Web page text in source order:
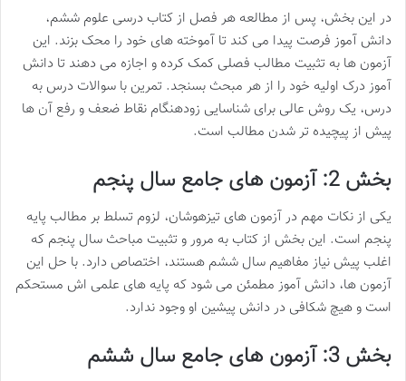
در این بخش، پس از مطالعه هر فصل از کتاب درسی علوم ششم،
دانش آموز فرصت پیدا می کند تا آموخته های خود را محک بزند. این
آزمون ها به تثبیت مطالب فصلی کمک کرده و اجازه می دهند تا دانش
آموز درک اولیه خود را از هر مبحث بسنجد. تمرین با سوالات درس به
درس، یک روش عالی برای شناسایی زودهنگام نقاط ضعف و رفع آن ها
پیش از پیچیده تر شدن مطالب است.
بخش 2: آزمون های جامع سال پنجم
یکی از نکات مهم در آزمون های تیزهوشان، لزوم تسلط بر مطالب پایه
پنجم است. این بخش از کتاب به مرور و تثبیت مباحث سال پنجم که
اغلب پیش نیاز مفاهیم سال ششم هستند، اختصاص دارد. با حل این
آزمون ها، دانش آموز مطمئن می شود که پایه های علمی اش مستحکم
است و هیچ شکافی در دانش پیشین او وجود ندارد.
بخش 3: آزمون های جامع سال ششم